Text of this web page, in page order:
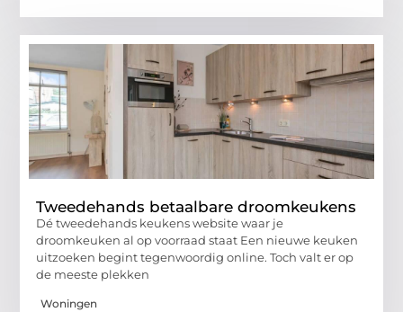
Tweedehands betaalbare droomkeukens
Dé tweedehands keukens website waar je
droomkeuken al op voorraad staat Een nieuwe keuken
uitzoeken begint tegenwoordig online. Toch valt er op
de meeste plekken
Woningen